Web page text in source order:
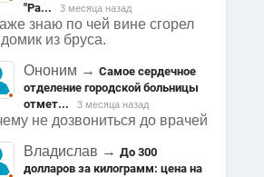
"Ра...
3 месяца назад
знаю по чей вине сгорел
домик из бруса.
Ононим →Самое сердечное
отделение городской больницы
отмет...
3 месяца назад
не дозвониться до врачей
Владислав →До 300
долларов за килограмм: цена на